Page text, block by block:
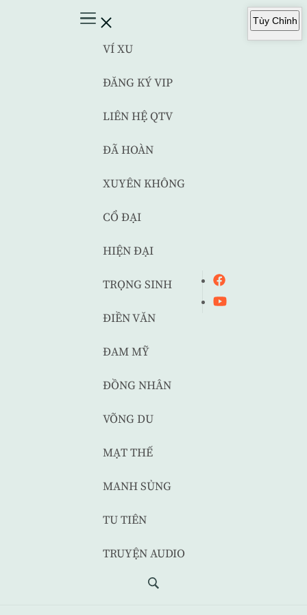
VÍ XU
ĐĂNG KÝ VIP
LIÊN HỆ QTV
ĐÃ HOÀN
XUYÊN KHÔNG
CỔ ĐẠI
HIỆN ĐẠI
TRỌNG SINH
ĐIỀN VĂN
ĐAM MỸ
ĐỒNG NHÂN
VÕNG DU
MẠT THẾ
MANH SỦNG
TU TIÊN
TRUYỆN AUDIO
Tùy Chỉnh